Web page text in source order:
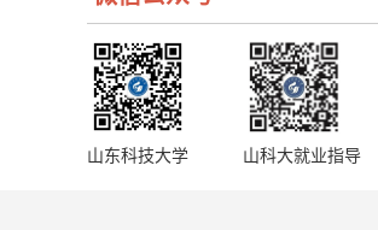
山东科技大学 山科大就业指导